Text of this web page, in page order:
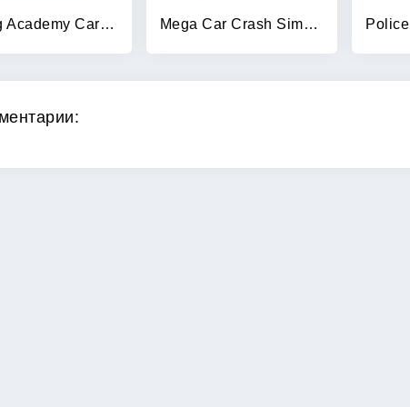
Driving Academy Car Simulator Mega Car Crash Simulator